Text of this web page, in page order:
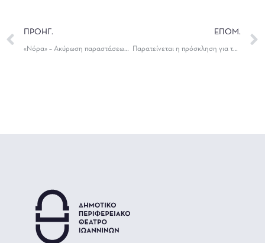
ΠΡΟΗΓ.
«Νόρα» – Ακύρωση παραστάσεων μέχρι την Κυριακή 16 Φεβρουαρίου
ΕΠΟΜ.
Παρατείνεται η πρόσκληση για τη συνεργασία με λογιστή